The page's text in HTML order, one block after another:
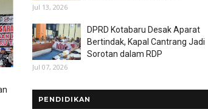
Jul 13, 2026
DPRD Kotabaru Desak Aparat
Bertindak, Kapal Cantrang Jadi
Sorotan dalam RDP
Jul 07, 2026
PENDIDIKAN